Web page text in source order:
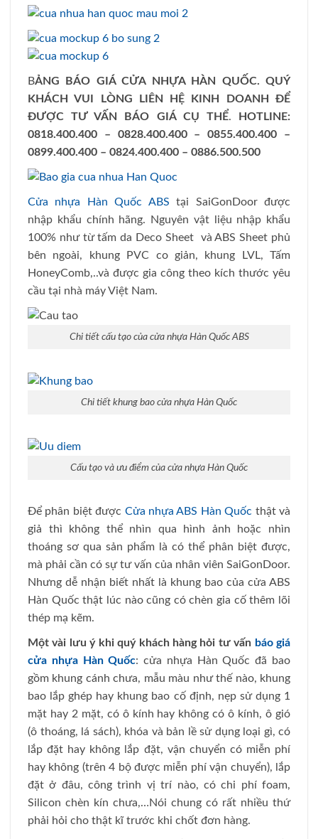
BẢNG BÁO GIÁ CỬA NHỰA HÀN QUỐC. QUÝ
KHÁCH VUI LÒNG LIÊN HỆ KINH DOANH ĐỂ
ĐƯỢC TƯ VẤN BÁO GIÁ CỤ THỂ.
HOTLINE:
0818.400.400 – 0828.400.400 – 0855.400.400 –
0899.400.400 – 0824.400.400 – 0886.500.500
Cửa nhựa Hàn Quốc ABS tại SaiGonDoor được
nhập khẩu chính hãng. Nguyên vật liệu nhập khẩu
100% như từ tấm da Deco Sheet và ABS Sheet phủ
bên ngoài, khung PVC co giản, khung LVL, Tấm
HoneyComb,..và được gia công theo kích thước yêu
cầu tại nhà máy Việt Nam.
Chi tiết cấu tạo của cửa nhựa Hàn Quốc ABS
Chi tiết khung bao cửa nhựa Hàn Quốc
Cấu tạo và ưu điểm của cửa nhựa Hàn Quốc
Để phân biệt được Cửa nhựa ABS Hàn Quốc thật và
giả thì không thể nhìn qua hình ảnh hoặc nhìn
thoáng sơ qua sản phẩm là có thể phân biệt được,
mà phải cần có sự tư vấn của nhân viên SaiGonDoor.
Nhưng dễ nhận biết nhất là khung bao của cửa ABS
Hàn Quốc thật lúc nào cũng có chèn gia cố thêm lõi
thép mạ kẽm.
Một vài lưu ý khi quý khách hàng hỏi tư vấn báo giá
cửa nhựa Hàn Quốc: cửa nhựa Hàn Quốc đã bao
gồm khung cánh chưa, mẫu màu như thế nào, khung
bao lắp ghép hay khung bao cố định, nẹp sử dụng 1
mặt hay 2 mặt, có ô kính hay không có ô kính, ô gió
(ô thoáng, lá sách), khóa và bản lề sử dụng loại gì, có
lắp đặt hay không lắp đặt, vận chuyển có miễn phí
hay không (trên 4 bộ được miễn phí vận chuyển), lắp
đặt ở đâu, công trình vị trí nào, có chi phí foam,
Silicon chèn kín chưa,…Nói chung có rất nhiều thứ
phải hỏi cho thật kĩ trước khi chốt đơn hàng.